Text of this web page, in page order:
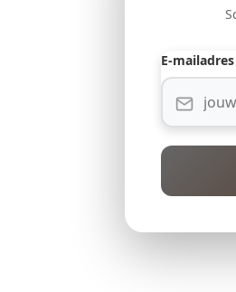
E-mailadres